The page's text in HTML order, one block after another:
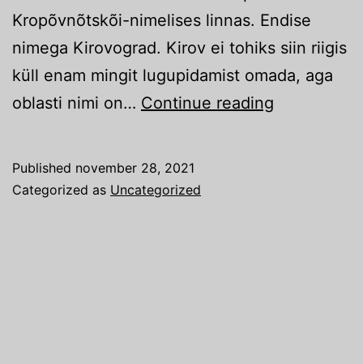
Kropõvnõtskõi-nimelises linnas. Endise
nimega Kirovograd. Kirov ei tohiks siin riigis
küll enam mingit lugupidamist omada, aga
oblasti nimi on… Continue reading
Published november 28, 2021
Categorized as Uncategorized